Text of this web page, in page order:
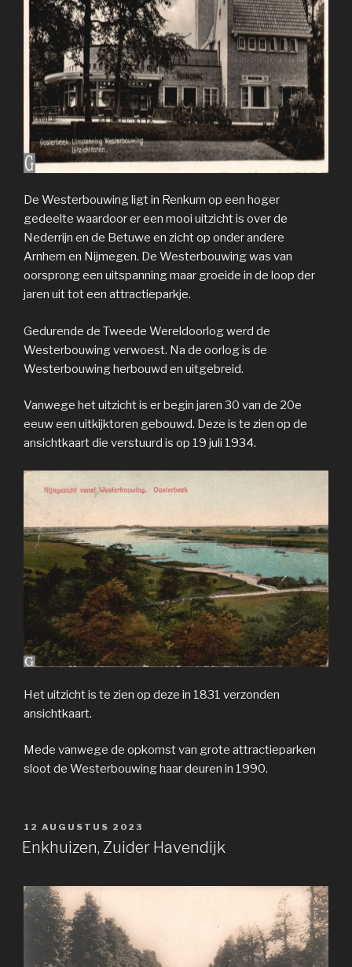
De Westerbouwing ligt in Renkum op een hoger
gedeelte waardoor er een mooi uitzicht is over de
Nederrijn en de Betuwe en zicht op onder andere
Arnhem en Nijmegen. De Westerbouwing was van
oorsprong een uitspanning maar groeide in de loop der
jaren uit tot een attractieparkje.
Gedurende de Tweede Wereldoorlog werd de
Westerbouwing verwoest. Na de oorlog is de
Westerbouwing herbouwd en uitgebreid.
Vanwege het uitzicht is er begin jaren 30 van de 20e
eeuw een uitkijktoren gebouwd. Deze is te zien op de
ansichtkaart die verstuurd is op 19 juli 1934.
Het uitzicht is te zien op deze in 1831 verzonden
ansichtkaart.
Mede vanwege de opkomst van grote attractieparken
sloot de Westerbouwing haar deuren in 1990.
GEPLAATST
OP
12 AUGUSTUS 2023
Enkhuizen, Zuider Havendijk